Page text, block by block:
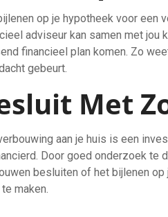
op je hypotheek voor een
adviseur kan samen met jou
financieel plan komen. Zo
gebeurt.
Met
aan je huis is een
Door goed onderzoek te
besluiten of het bijlenen
maken.